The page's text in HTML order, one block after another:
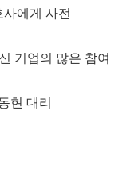
에게 사전
기업의 많은 참여
현 대리